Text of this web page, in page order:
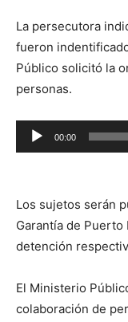
La persecutora
fueron
Público solicitó la
personas.
Reproductor
de
00:00
Los sujetos serán
Garantía de
detención
El Ministerio
colaboración de